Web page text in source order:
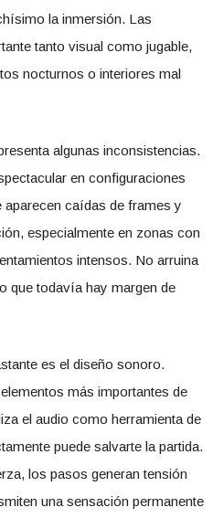
la inmersión. Las
tanto visual como jugable,
nocturnos o interiores mal
algunas inconsistencias.
en configuraciones
caídas de frames y
especialmente en zonas con
intensos. No arruina
que todavía hay margen de
es el diseño sonoro.
más importantes de
el audio como herramienta de
puede salvarte la partida.
los pasos generan tensión
una sensación permanente